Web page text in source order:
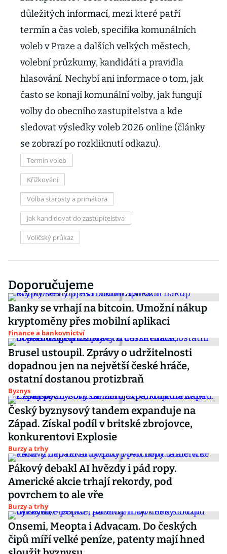
důležitých informací, mezi které patří
termín a čas voleb, specifika komunálních
voleb v Praze a dalších velkých městech,
volební průzkumy, kandidáti a pravidla
hlasování. Nechybí ani informace o tom, jak
často se konají komunální volby, jak fungují
volby do obecního zastupitelstva a kde
sledovat výsledky voleb 2026 online (články
se zobrazí po rozkliknutí odkazu).
Termín voleb
Křížkování
Volba starosty a primátora
Jak kandidovat do zastupitelstva
Voličský průkaz
Doporučujeme
Banky se vrhají na bitcoin. Umožní nákup
kryptoměny přes mobilní aplikaci
Finance a bankovnictví
Brusel ustoupil. Zprávy o udržitelnosti
dopadnou jen na největší české hráče,
ostatní dostanou protizbraň
Byznys
Český byznysový tandem expanduje na
Západ. Získal podíl v britské zbrojovce,
konkurentovi Explosie
Burzy a trhy
Pákový debakl AI hvězdy i pád ropy.
Americké akcie trhají rekordy, pod
povrchem to ale vře
Burzy a trhy
Onsemi, Meopta i Advacam. Do českých
čipů míří velké peníze, patenty mají hned